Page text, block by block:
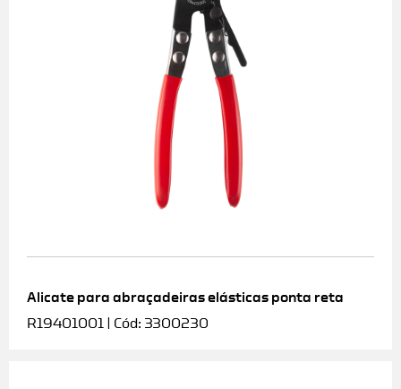
Alicate para abraçadeiras elásticas ponta reta
R19401001 | Cód: 3300230